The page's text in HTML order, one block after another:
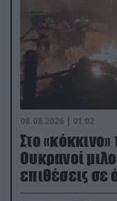
08.08.2026 | 01:02
Στο
Ουκρανοί
επιθέσεις σε